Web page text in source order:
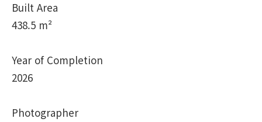
Built Area
438.5 m²
Year of Completion
2026
Photographer